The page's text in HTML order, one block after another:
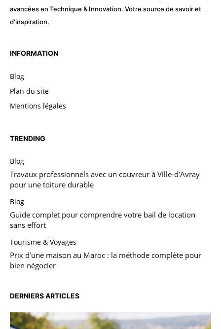
avancées en Technique & Innovation. Votre source de savoir et
d'inspiration.
INFORMATION
Blog
Plan du site
Mentions légales
TRENDING
Blog
Travaux professionnels avec un couvreur à Ville-d’Avray
pour une toiture durable
Blog
Guide complet pour comprendre votre bail de location
sans effort
Tourisme & Voyages
Prix d’une maison au Maroc : la méthode complète pour
bien négocier
DERNIERS ARTICLES